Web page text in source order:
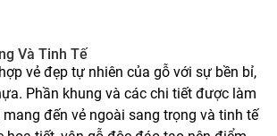
Và Tinh Tế
vẻ đẹp tự nhiên của gỗ với sự bền bỉ,
Phần khung và các chi tiết được làm
đến vẻ ngoài sang trọng và tinh tế